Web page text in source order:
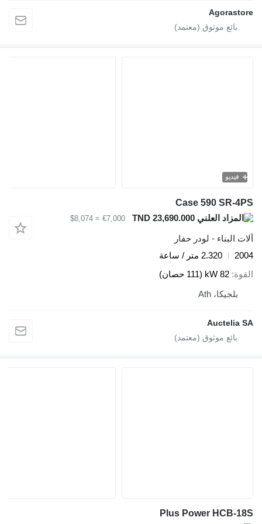
Agorastore
فيديو
Case 590 SR-4PS
€7,000
≈ $8,074
آلات البناء - لودر حفار
2004
2.320 متر / ساعة
القوة 82 kW (111 حصان)
بلجيكا، Ath
Auctelia SA
Plus Power HCB-18S